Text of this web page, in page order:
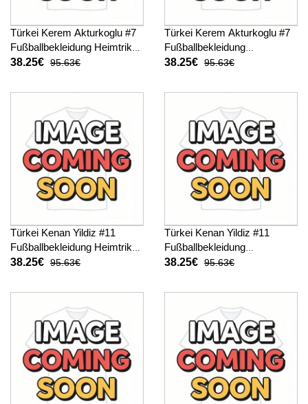
Türkei Kerem Akturkoglu #7
Fußballbekleidung Heimtrikot
WM 2026 Kurzarm
38.25€ 95.63€
Türkei Kerem Akturkoglu #7
Fußballbekleidung
Auswärtstrikot WM 2026
38.25€ 95.63€
Türkei Kenan Yildiz #11
Fußballbekleidung Heimtrikot
WM 2026 Kurzarm
38.25€ 95.63€
Türkei Kenan Yildiz #11
Fußballbekleidung
Auswärtstrikot WM 2026
38.25€ 95.63€